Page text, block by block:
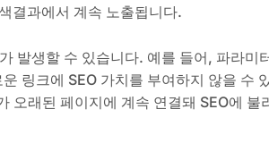
결과에서 계속 노출됩니다.
발생할 수 있습니다. 예를 들어, 파라
링크에 SEO 가치를 부여하지 않을 수
오래된 페이지에 계속 연결돼 SEO에 불